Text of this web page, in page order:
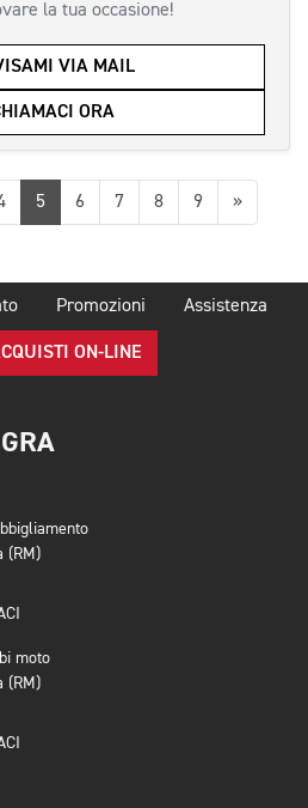
la tua occasione!
VIA MAIL
ORA
5 6 7 8 9 »
Promozioni Assistenza
ON-LINE
(RM)
moto
(RM)